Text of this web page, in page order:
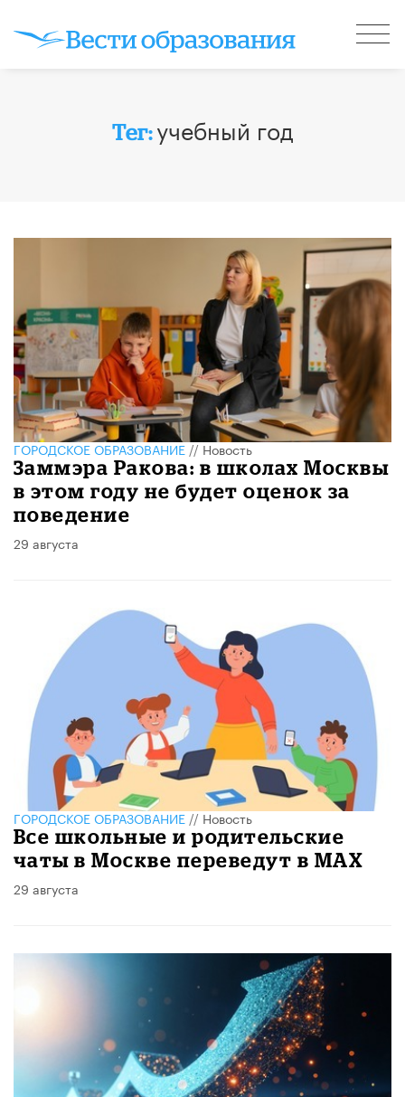
Тег:учебный год
ГОРОДСКОЕ ОБРАЗОВАНИЕ//Новость
Заммэра Ракова: в школах Москвы
в этом году не будет оценок за
поведение
29 августа
ГОРОДСКОЕ ОБРАЗОВАНИЕ//Новость
Все школьные и родительские
чаты в Москве переведут в MAX
29 августа